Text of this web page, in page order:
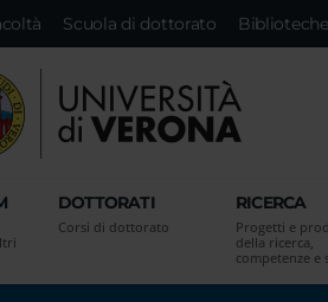
Scuola di dottorato Biblioteche
DOTTORATI
Corsi di dottorato
RICERCA
Progetti e
della ricerca,
competenze e